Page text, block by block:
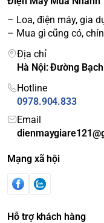
– Loa, điện máy, gia
– Mua gì cũng có,
Địa chỉ
Hà Nội: Đường
Hotline
0978.904.833
Email
Mạng xã hội
Hỗ trợ khách hàng